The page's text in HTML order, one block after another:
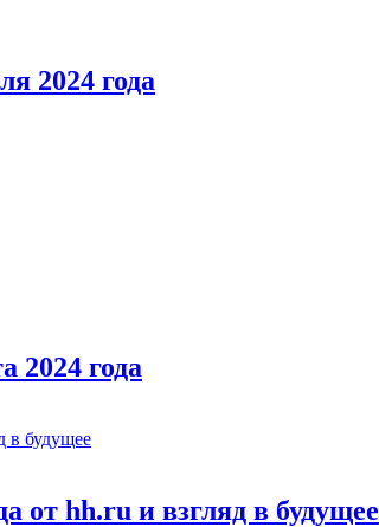
2024 года
2024 года
от hh.ru и взгляд в будущее